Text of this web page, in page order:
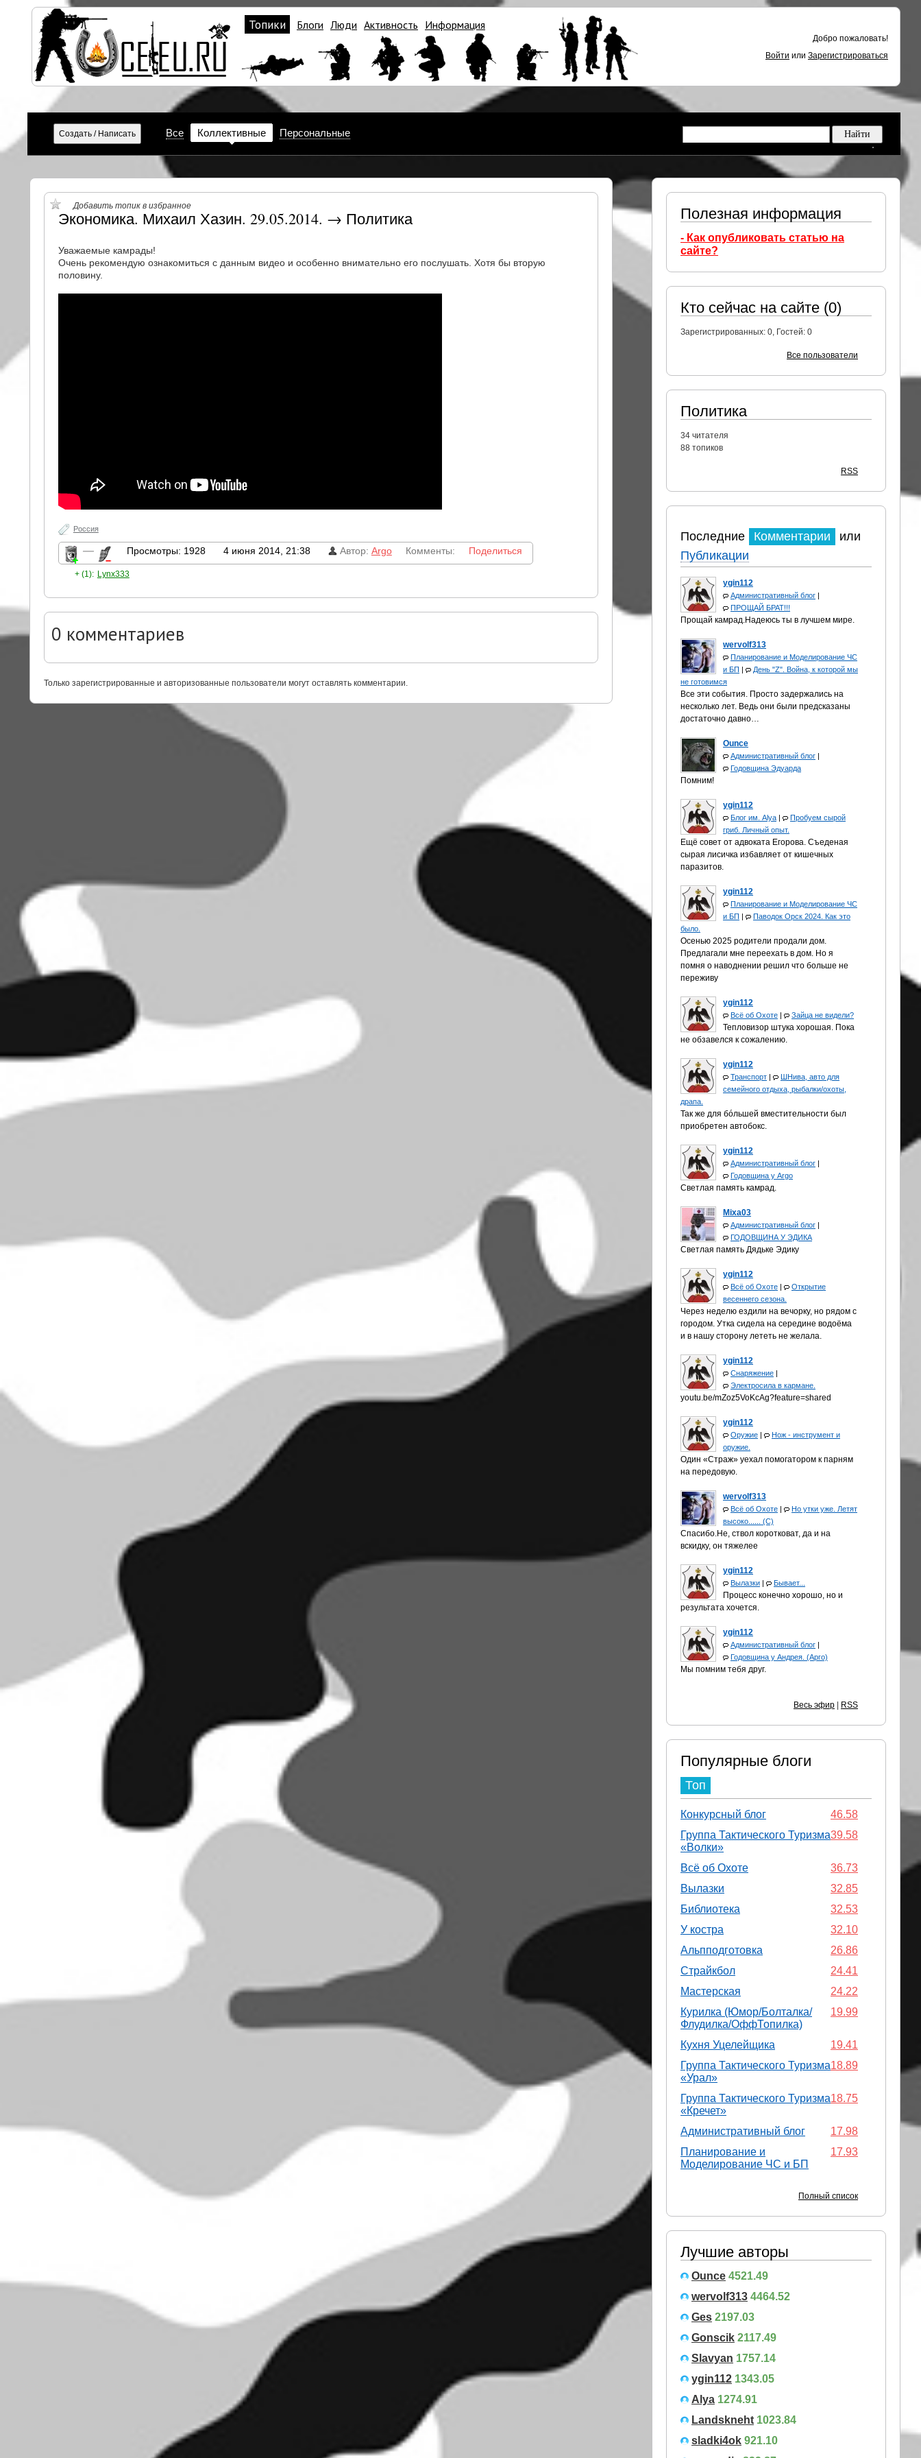
Топики Блоги Люди Активность Информация
Добро пожаловать!
Войти или Зарегистрироваться
Все Коллективные Персональные
Полезная информация
- Как опубликовать статью на
сайте?
Кто сейчас на сайте (0)
Зарегистрированных: 0, Гостей: 0
Все пользователи
Политика
34 читателя
88 топиков
RSS
Последние Комментарии
или
Публикации
ygin112
Административный блог |
ПРОЩАЙ БРАТ!!!
Прощай камрад.Надеюсь ты в лучшем мире.
wervolf313
Планирование и Моделирование ЧС
и БП |
День "Z". Война, к которой мы
не готовимся
Все эти события. Просто задержались на
несколько лет. Ведь они были предсказаны
достаточно давно…
Ounce
Административный блог |
Годовщина Эдуарда
Помним!
ygin112
Блог им. Alya |
Пробуем сырой
гриб. Личный опыт.
Ещё совет от адвоката Егорова. Съеденая
сырая лисичка избавляет от кишечных
паразитов.
ygin112
Планирование и Моделирование ЧС
и БП |
Паводок Орск 2024. Как это
было.
Осенью 2025 родители продали дом.
Предлагали мне переехать в дом. Но я
помня о наводнении решил что больше не
переживу
ygin112
Всё об Охоте | Зайца не видели?
Тепловизор штука хорошая. Пока
не обзавелся к сожалению.
ygin112
Транспорт |
ШНива, авто для
семейного отдыха, рыбалки/охоты,
драпа.
Так же для бóльшей вместительности был
приобретен автобокс.
ygin112
Административный блог |
Годовщина у Аrgo
Светлая память камрад.
Mixa03
Административный блог |
ГОДОВЩИНА У ЭДИКА
Светлая память Дядьке Эдику
ygin112
Всё об Охоте |
Открытие
весеннего сезона.
Через неделю ездили на вечорку, но рядом с
городом. Утка сидела на середине водоёма
и в нашу сторону лететь не желала.
ygin112
Снаряжение |
Электросила в кармане.
youtu.be/mZoz5VoKcAg?feature=shared
ygin112
Оружие |
Нож - инструмент и
оружие.
Один «Страж» уехал помогатором к парням
на передовую.
wervolf313
Всё об Охоте |
Но утки уже. Летят
высоко...... (С)
Спасибо.Не, ствол коротковат, да и на
вскидку, он тяжелее
ygin112
Вылазки | Бывает...
Процесс конечно хорошо, но и
результата хочется.
ygin112
Административный блог |
Годовщина у Андрея. (Арго)
Мы помним тебя друг.
Весь эфир RSS
Популярные блоги
Топ
46.58
Конкурсный блог
39.58
Группа Тактического Туризма
«Волки»
36.73
Всё об Охоте
32.85
Вылазки
32.53
Библиотека
32.10
У костра
26.86
Альпподготовка
24.41
Страйкбол
24.22
Мастерская
19.99
Курилка (Юмор/Болталка/
Флудилка/ОффТопилка)
19.41
Кухня Уцелейщика
18.89
Группа Тактического Туризма
«Урал»
18.75
Группа Тактического Туризма
«Кречет»
17.98
Административный блог
17.93
Планирование и
Моделирование ЧС и БП
Полный список
Лучшие авторы
Ounce 4521.49
wervolf313 4464.52
Ges 2197.03
Gonscik 2117.49
Slavyan 1757.14
ygin112 1343.05
Alya 1274.91
Landskneht 1023.84
sladki4ok 921.10
Добавить топик в избранное
Экономика. Михаил Хазин. 29.05.2014. → Политика
Уважаемые камрады!
Очень рекомендую ознакомиться с данным видео и особенно внимательно его послушать. Хотя бы вторую
половину.
Россия
— Просмотры: 1928 4 июня 2014, 21:38 Автор: ArgoКомменты: Поделиться
+ (1): Lynx333
0 комментариев
Только зарегистрированные и авторизованные пользователи могут оставлять комментарии.